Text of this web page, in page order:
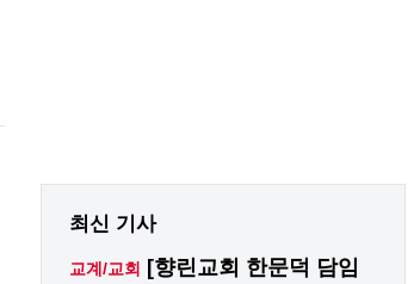
최신 기사
교계/교회
[향린교회 한문덕 담임